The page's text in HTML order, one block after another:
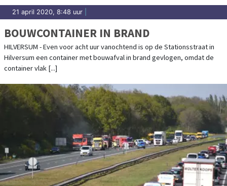
21 april 2020, 8:48 uur
BOUWCONTAINER IN BRAND
HILVERSUM - Even voor acht uur vanochtend is op de Stationsstraat in
Hilversum een container met bouwafval in brand gevlogen, omdat de
container vlak [...]